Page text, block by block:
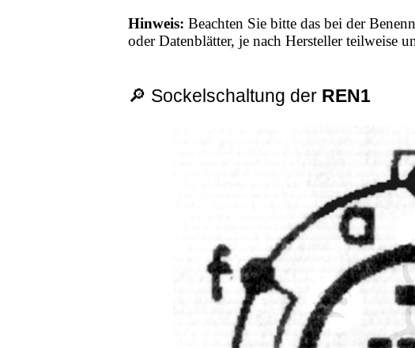
Hinweis: Beachten Sie bitte das bei der
oder Datenblätter, je nach Hersteller teilweise
🔎 Sockelschaltung der REN1